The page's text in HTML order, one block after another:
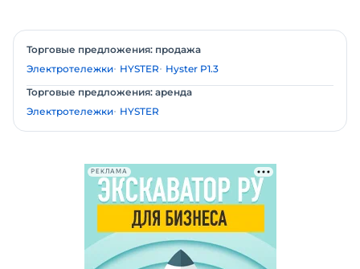
Торговые предложения: продажа
Электротележки HYSTER
Hyster P1.3
Торговые предложения: аренда
Электротележки HYSTER
РЕКЛАМА